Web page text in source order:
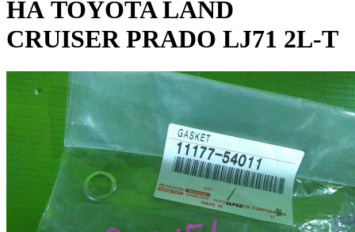
НА TOYOTA LAND
CRUISER PRADO LJ71 2L-T